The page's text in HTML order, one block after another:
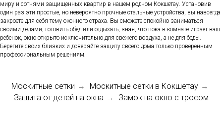
миру и сотнями защищенных квартир в нашем родном Кокшетау. Установив
один раз эти простые, но невероятно прочные стальные устройства, вы навсегда
закроете для себя тему оконного страха. Вы сможете спокойно заниматься
своими делами, готовить обед или отдыхать, зная, что пока в комнате играет ваш
ребенок, окно открыто исключительно для свежего воздуха, а не для беды.
Берегите своих близких и доверяйте защиту своего дома только проверенным
профессиональным решениям.
Москитные сетки → Москитные сетки в Кокшетау →
Защита от детей на окна → Замок на окно с тросом